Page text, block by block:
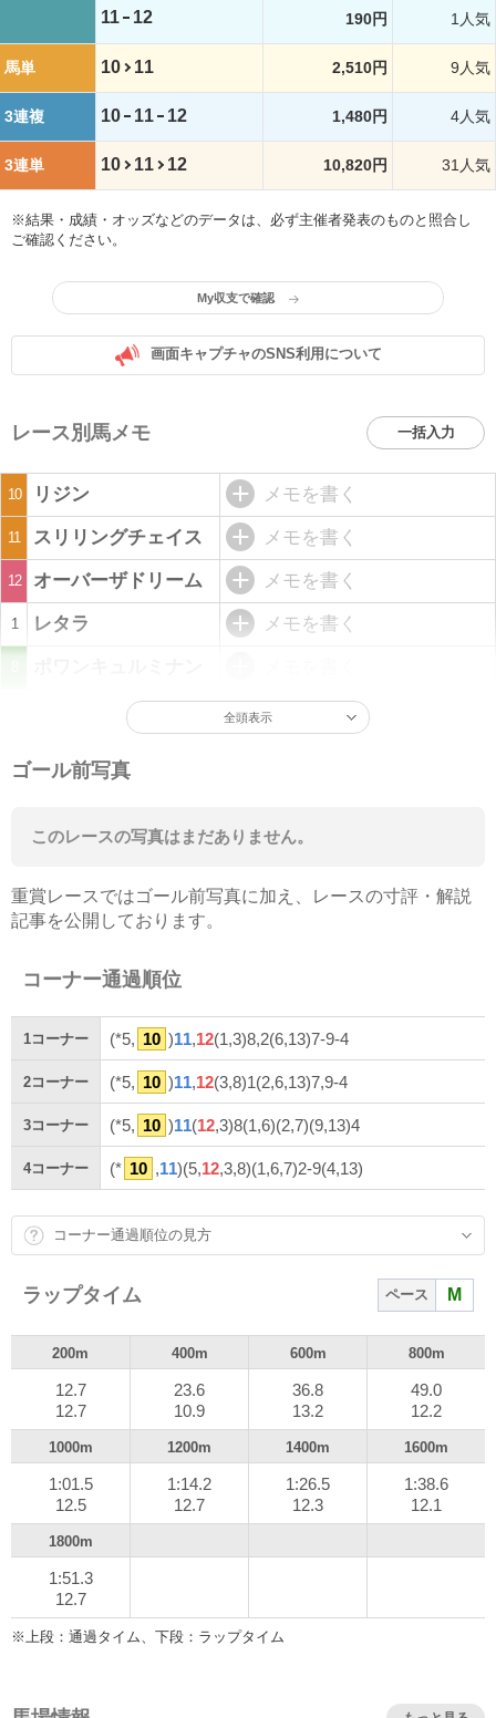
11
12
190円
1人気
馬単 10 11 2,510円 9人気
3連複 10 11 12 1,480円 4人気
3連単 10 11 12 10,820円 31人気
※結果・成績・オッズなどのデータは、必ず主催者発表のものと照合し
ご確認ください。
My収支で確認
画面キャプチャのSNS利用について
レース別馬メモ 一括入力
10 リジン メモを書く
11 スリリングチェイス メモを書く
12 オーバーザドリーム メモを書く
1 レタラ メモを書く
全頭表示
ゴール前写真
このレースの写真はまだありません。
重賞レースではゴール前写真に加え、レースの寸評・解説
記事を公開しております。
コーナー通過順位
1コーナー (*5, 10 )11,12(1,3)8,2(6,13)7-9-4
2コーナー (*5, 10 )11,12(3,8)1(2,6,13)7,9-4
3コーナー (*5, 10 )11(12,3)8(1,6)(2,7)(9,13)4
4コーナー (* 10 ,11)(5,12,3,8)(1,6,7)2-9(4,13)
コーナー通過順位の見方
ラップタイム ペース M
200m 400m 600m 800m
12.7
12.7
23.6
10.9
36.8
13.2
49.0
12.2
1000m 1200m 1400m 1600m
1:01.5
12.5
1:14.2
12.7
1:26.5
12.3
1:38.6
12.1
1800m
1:51.3
12.7
※上段：通過タイム、下段：ラップタイム